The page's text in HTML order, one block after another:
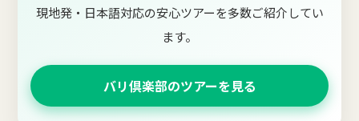
現地発・日本語対応の安心ツアーを多数ご紹介してい
ます。
バリ倶楽部のツアーを見る